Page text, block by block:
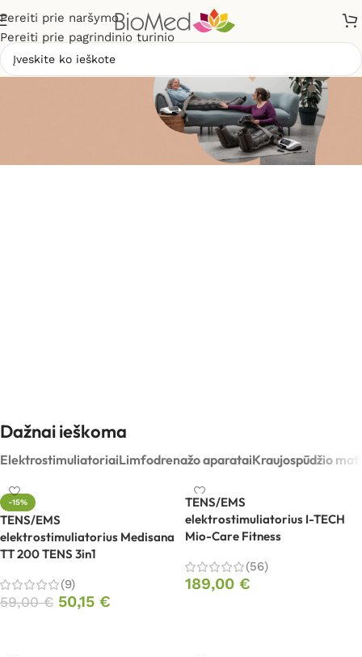
Pereiti prie naršymo
Pereiti prie pagrindinio turinio
limfodrenažinio masažo
teikiamus privalumus
Dažnai ieškoma
ElektrostimuliatoriaiLimfodrenažo aparataiKraujospūdžio
-15%
TENS/EMS
elektrostimuliatorius Medisana
TT 200 TENS 3in1
(9)
59,00€ 50,15 €
TENS/EMS
elektrostimuliatorius I-TECH
Mio-Care Fitness
(56)
189,00 €